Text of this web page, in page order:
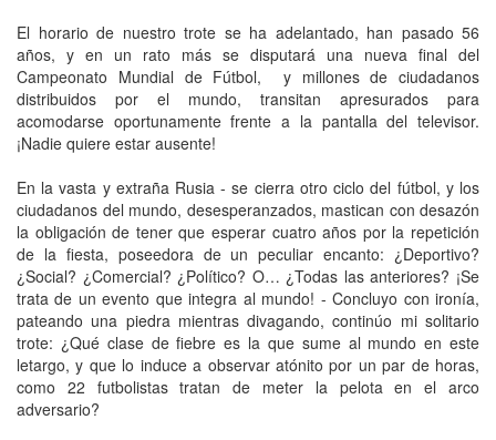
El horario de nuestro trote se ha adelantado, han pasado 56
años, y en un rato más se disputará una nueva final del
Campeonato Mundial de Fútbol, y millones de ciudadanos
distribuidos por el mundo, transitan apresurados para
acomodarse oportunamente frente a la pantalla del televisor.
¡Nadie quiere estar ausente!
En la vasta y extraña Rusia - se cierra otro ciclo del fútbol, y los
ciudadanos del mundo, desesperanzados, mastican con desazón
la obligación de tener que esperar cuatro años por la repetición
de la fiesta, poseedora de un peculiar encanto: ¿Deportivo?
¿Social? ¿Comercial? ¿Político? O… ¿Todas las anteriores? ¡Se
trata de un evento que integra al mundo! - Concluyo con ironía,
pateando una piedra mientras divagando, continúo mi solitario
trote: ¿Qué clase de fiebre es la que sume al mundo en este
letargo, y que lo induce a observar atónito por un par de horas,
como 22 futbolistas tratan de meter la pelota en el arco
adversario?